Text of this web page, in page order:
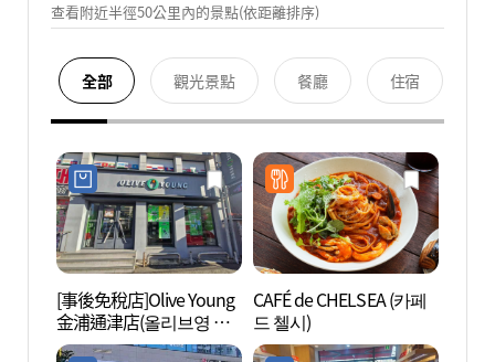
查看附近半徑50公里內的景點(依距離排序)
全部 觀光景點 餐廳 住宿
[事後免稅店]Olive Young
金浦通津店(올리브영 김
포통진점)
CAFÉ de CHELSEA (카페
드 첼시)